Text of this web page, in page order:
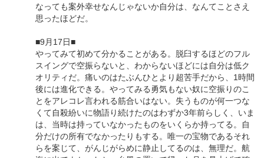
なっても案外幸せなんじゃないか自分は、なんてことさえ
思ったほどだ。
■9月17日■
やってみて初めて分かることがある。脱臼するほどのフル
スイングで空振らないと、わからないほどには自分は低ク
オリティだ。痛いのはたぶんひとより超苦手だから、1時間
後には進化できる。やってみる勇気もない奴に空振りのこ
とをアレコレ言われる筋合いはない。失うものが何一つな
くて自殺紛いに物語り続けたのはわずか3年前らしく、いま
は、当時は持っていなかったものをいくらか持ってる。自
分だけの所有でなかったりもする。唯一の宝物であるそれ
らを案じて、がんじがらめに静止してるのは、無理だ。航